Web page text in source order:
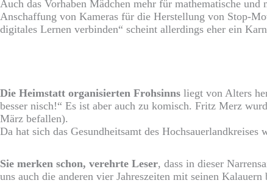
Auch das Vorhaben Mädchen mehr für mathematische
Anschaffung von Kameras für die Herstellung von Stop-
digitales Lernen verbinden“ scheint allerdings eher ein
Die Heimstatt organisierten Frohsinns liegt von Alters
besser nisch!“ Es ist aber auch zu komisch. Fritz Merz
März befallen).
Da hat sich das Gesundheitsamt des Hochsauerlandkreises
Sie merken schon, verehrte Leser, dass in dieser
uns auch die anderen vier Jahreszeiten mit seinen